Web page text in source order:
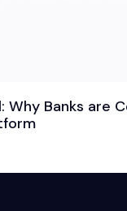
Why Banks are